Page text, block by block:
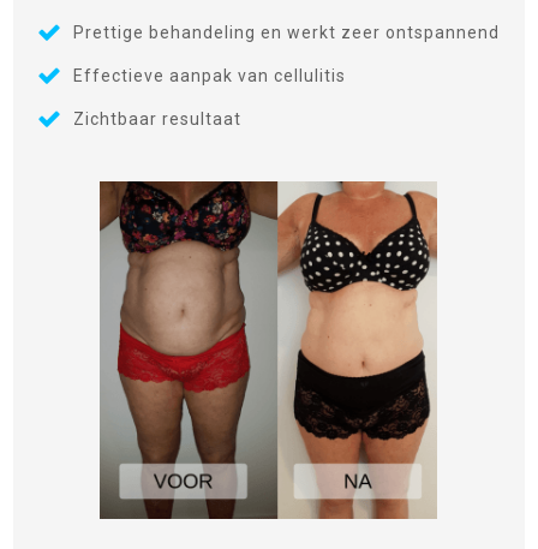
Prettige behandeling en werkt zeer ontspannend
Effectieve aanpak van cellulitis
Zichtbaar resultaat